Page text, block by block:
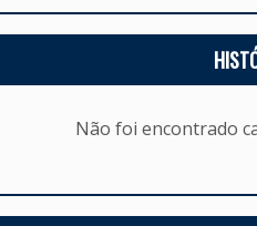
Não foi encontrado